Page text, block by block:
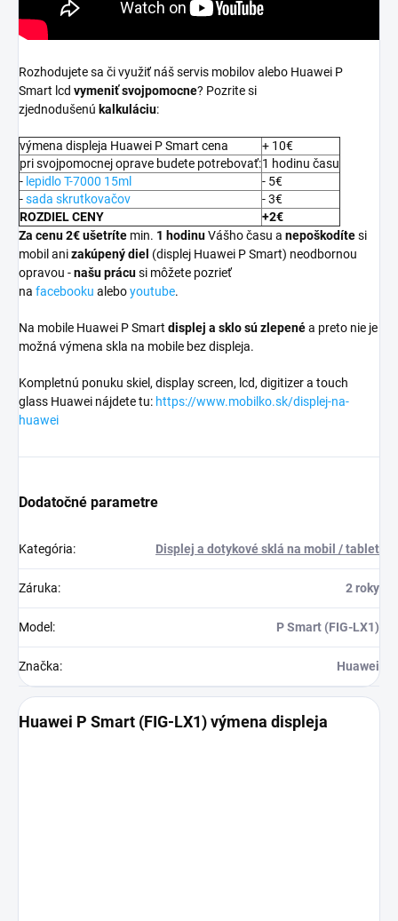
Rozhodujete sa či využiť náš servis mobilov alebo Huawei P
Smart lcd vymeniť svojpomocne? Pozrite si
zjednodušenú kalkuláciu:
výmena displeja Huawei P Smart cena
+ 10€
pri svojpomocnej oprave budete potrebovať:1 hodinu času
- lepidlo T-7000 15ml
- 5€
-sada skrutkovačov
- 3€
ROZDIEL CENY
+2€
Za cenu 2€ ušetríte min. 1 hodinuVášho času a nepoškodítesi
mobil anizakúpený diel (displej Huawei P Smart) neodbornou
opravou -našu prácusi môžete pozrieť
na facebooku aleboyoutube.
Na mobile Huawei P Smart displej a sklo sú zlepenéa preto nie je
možná výmena skla na mobile bez displeja.
Kompletnú ponuku skiel, display screen, lcd, digitizer a touch
glass Huawei nájdete tu: https://www.mobilko.sk/displej-na-
huawei
Dodatočné parametre
Kategória: Displej a dotykové sklá na mobil / tablet
Záruka: 2 roky
Model : P Smart (FIG-LX1)
Značka: Huawei
Huawei P Smart (FIG-LX1) výmena displeja